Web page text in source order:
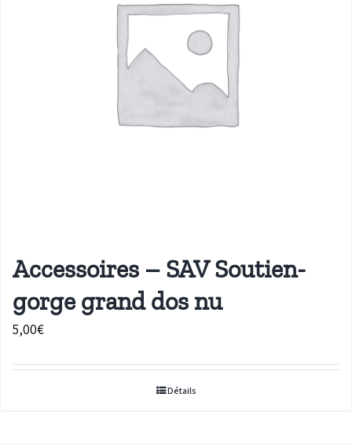
Accessoires – SAV Soutien-
gorge grand dos nu
5,00€
Détails